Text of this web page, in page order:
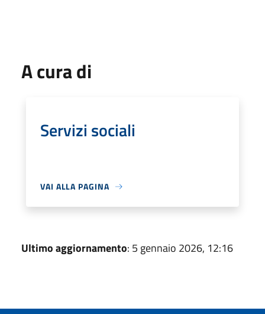
A cura di
Servizi sociali
VAI ALLA PAGINA
Ultimo aggiornamento: 5 gennaio 2026, 12:16